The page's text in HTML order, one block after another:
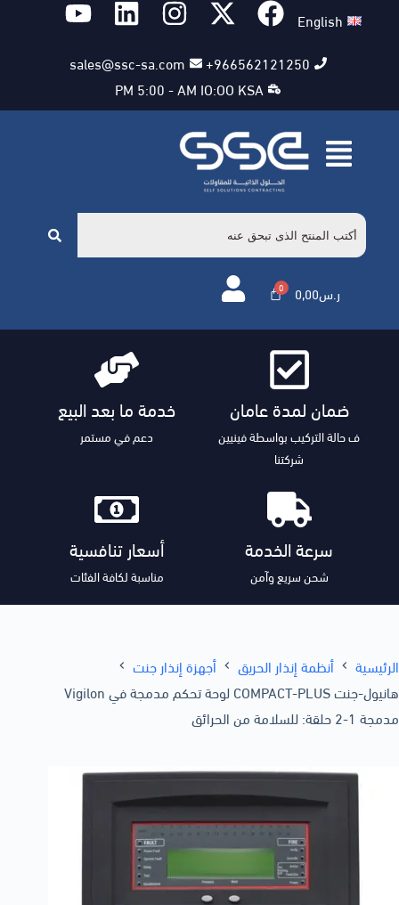
English
966562121250+
sales@ssc-sa.com
PM 5:00 - AM IO:OO KSA
0,00ر.س
ضمان لمدة عامان
ف حالة التركيب بواسطة فينيين
شركتنا
خدمة ما بعد البيع
دعم في مستمر
سرعة الخدمة
شحن سريع وآمن
أسعار تنافسية
مناسبة لكافة الفئات
الرئيسية أنظمة إنذار الحريق
أجهزة إنذار جنت
هانيول-جنت COMPACT-PLUS لوحة تحكم مدمجة في Vigilon
مدمجة 1-2 حلقة: للسلامة من الحرائق